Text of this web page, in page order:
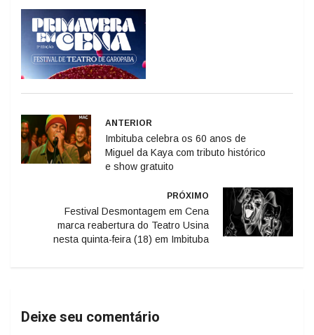
ANTERIOR
Imbituba celebra os 60 anos de
Miguel da Kaya com tributo histórico
e show gratuito
PRÓXIMO
Festival Desmontagem em Cena
marca reabertura do Teatro Usina
nesta quinta-feira (18) em Imbituba
Deixe seu comentário